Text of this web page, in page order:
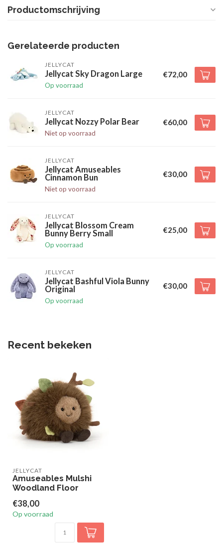
Productomschrijving
Gerelateerde producten
JELLYCAT
Jellycat Sky Dragon Large
Op voorraad
€72,00
JELLYCAT
Jellycat Nozzy Polar Bear
Niet op voorraad
€60,00
JELLYCAT
Jellycat Amuseables
Cinnamon Bun
Niet op voorraad
€30,00
JELLYCAT
Jellycat Blossom Cream
Bunny Berry Small
Op voorraad
€25,00
JELLYCAT
Jellycat Bashful Viola Bunny
Original
Op voorraad
€30,00
Recent bekeken
JELLYCAT
Amuseables Mulshi
Woodland Floor
€38,00
Op voorraad